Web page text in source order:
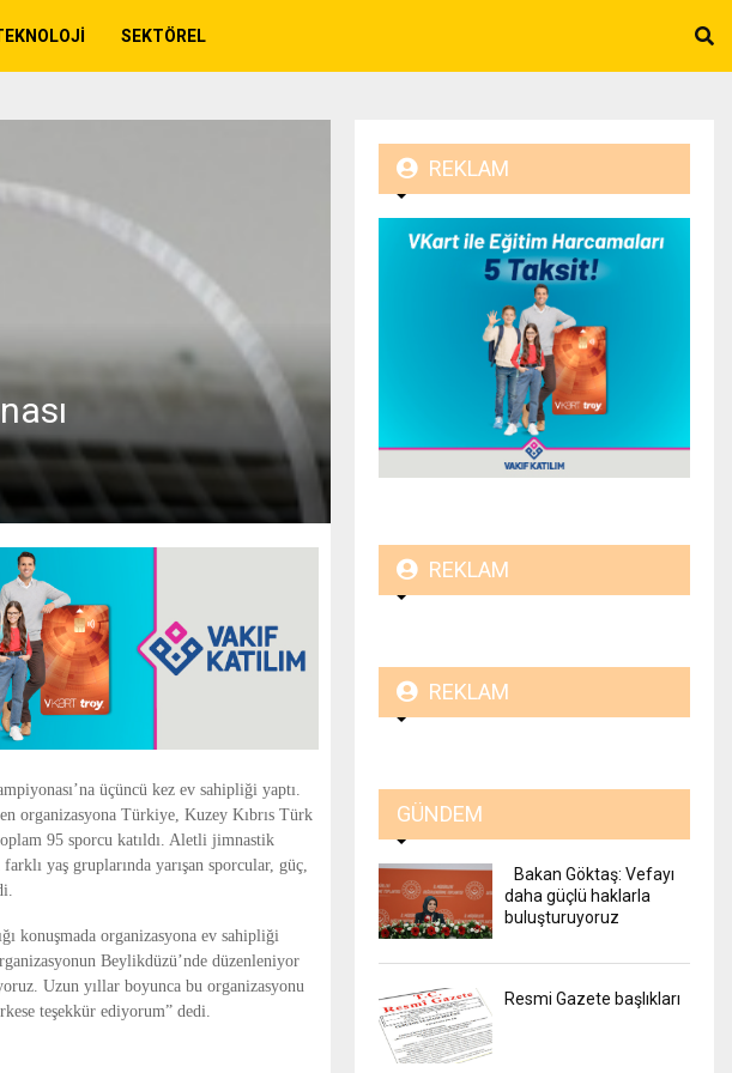
SEKTÖREL
üçüncü kez ev sahipliği yaptı.
organizasyona Türkiye, Kuzey Kıbrıs Türk
95 sporcu katıldı. Aletli jimnastik
yaş gruplarında yarışan sporcular, güç,
konuşmada organizasyona ev sahipliği
Beylikdüzü’nde düzenleniyor
Uzun yıllar boyunca bu organizasyonu
teşekkür ediyorum” dedi.
REKLAM
REKLAM
REKLAM
GÜNDEM
Bakan Göktaş: Vefayı
daha güçlü haklarla
buluşturuyoruz
Resmi Gazete başlıkları